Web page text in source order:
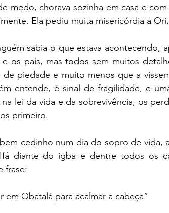
medo, chorava sozinha em casa e
Ela pediu muita misericórdia a
sabia o que estava acontecendo,
os pais, mas todos sem muitos
de piedade e muito menos que a
entende, é sinal de fragilidade, e
lei da vida e da sobrevivência, os
primeiro.
cedinho num dia do sopro de vida,
diante do igba e dentre todos os
frase:
em Obatalá para acalmar a cabeça”